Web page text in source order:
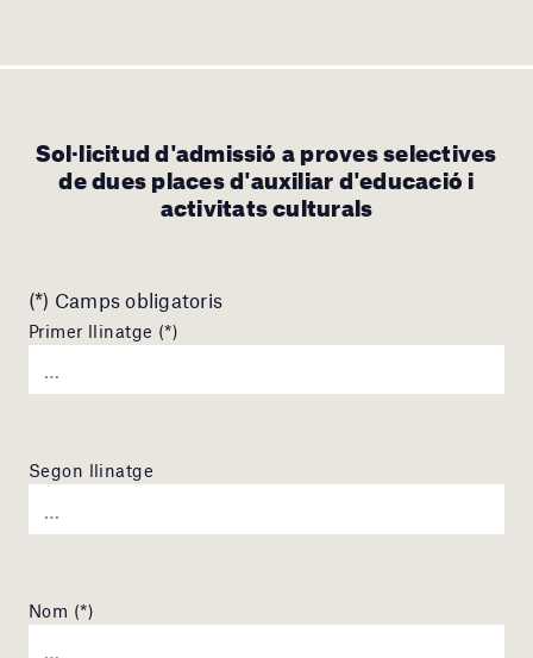
Sol·licitud d'admissió a proves selectives
de dues places d'auxiliar d'educació i
activitats culturals
(*) Camps obligatoris
Primer llinatge (*)
Segon llinatge
Nom (*)